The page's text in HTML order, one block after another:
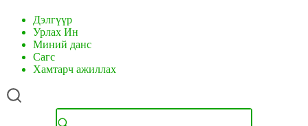
Дэлгүүр
Урлах Ин
Миний данс
Сагс
Хамтарч ажиллах